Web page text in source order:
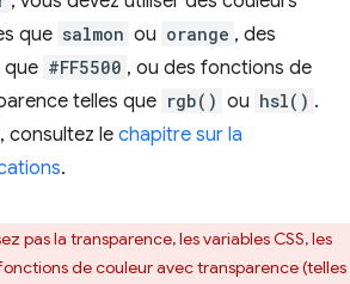
que salmon ou orange , des
que #FF5500 , ou des fonctions de
telles que rgb() ou hsl() .
consultez le chapitre sur la
.
pas la transparence, les variables CSS, les
de couleur avec transparence (telles